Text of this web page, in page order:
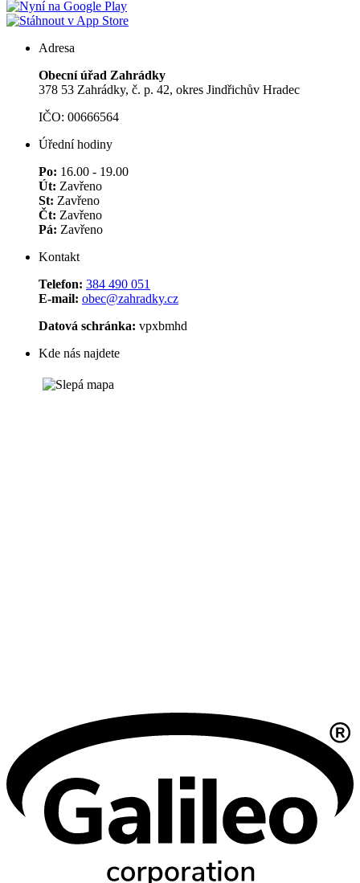
Adresa
Obecní úřad Zahrádky
378 53 Zahrádky, č. p. 42, okres Jindřichův Hradec
IČO: 00666564
Úřední hodiny
Po: 16.00 - 19.00
Út: Zavřeno
St: Zavřeno
Čt: Zavřeno
Pá: Zavřeno
Kontakt
Telefon: 384 490 051
E-mail: obec@zahradky.cz
Datová schránka: vpxbmhd
Kde nás najdete